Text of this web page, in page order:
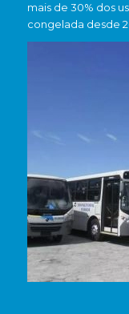
mais de 30% dos
congelada desde